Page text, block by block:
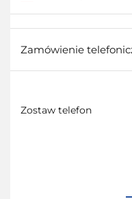
Zamówienie
Zostaw telefon